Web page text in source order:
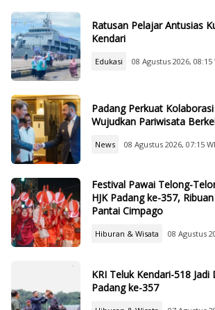
Ratusan Pelajar Antusias
Kendari
Edukasi 08 Agustus 2026, 08:15
Padang Perkuat
Wujudkan Pariwisata
News 08 Agustus 2026, 07:15
Festival Pawai Telong-
HJK Padang ke-357,
Pantai Cimpago
Hiburan & Wisata 08 Agustus
KRI Teluk Kendari-518 Jadi
Padang ke-357